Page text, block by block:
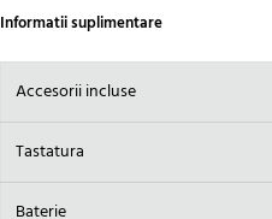
Informatii suplimentare
Accesorii incluse
Tastatura
Baterie